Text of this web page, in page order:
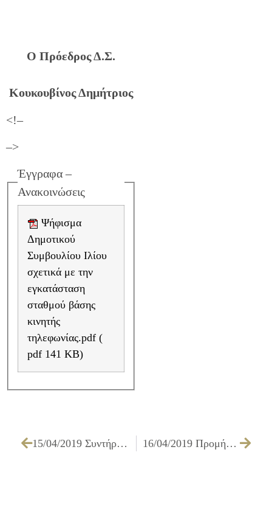
Ο Πρόεδρος Δ.Σ.
Κουκουβίνος Δημήτριος
<!–
–>
Έγγραφα –
Ανακοινώσεις
Δημοτικού
Συμβουλίου Ιλίου
σχετικά με την
εγκατάσταση
σταθμού βάσης
κινητής
τηλεφωνίας.pdf (
pdf 141 KB)
15/04/2019 Συντήρηση & επισκευή μεταφορικών μέσων για τα έτη 2020-2021-2022 16/04/2019 Προμήθεια ελαστικών για τα οχήματα του Δήμου έτους 2019